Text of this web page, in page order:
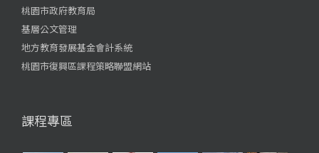
桃園市政府教育局
基層公文管理
地方教育發展基金會計系統
桃園市復興區課程策略聯盟網站
課程專區